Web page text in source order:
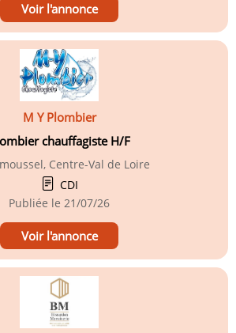
Voir l'annonce
M Y Plombier
chauffagiste H/F
Centre-Val de Loire
CDI
Publiée le 21/07/26
Voir l'annonce